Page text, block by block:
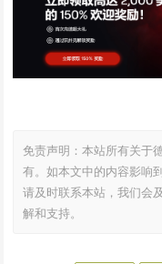
免责声明：本站所有关于
有。如本文中的内容影响
请及时联系本站，我们会
解和支持。